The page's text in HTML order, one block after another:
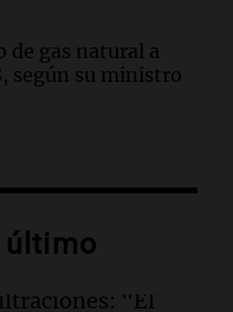
gas natural a
según su ministro
en Shanghái
último
"El